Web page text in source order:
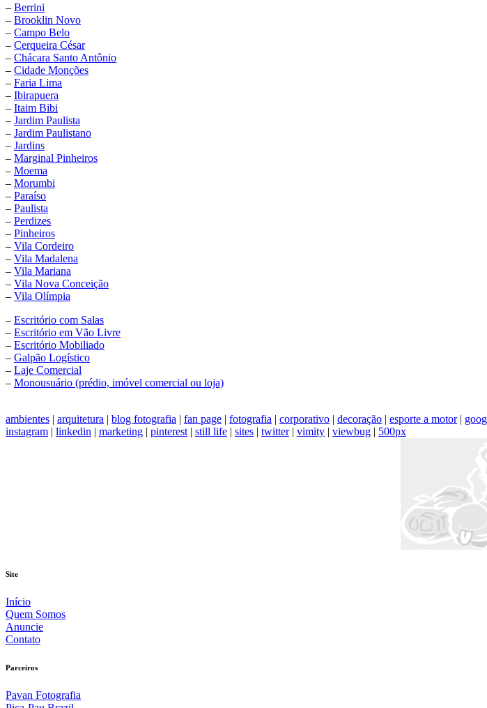
– Berrini
– Brooklin Novo
– Campo Belo
– Cerqueira César
– Chácara Santo Antônio
– Cidade Monções
– Faria Lima
– Ibirapuera
– Itaim Bibi
– Jardim Paulista
– Jardim Paulistano
– Jardins
– Marginal Pinheiros
– Moema
– Morumbi
– Paraíso
– Paulista
– Perdizes
– Pinheiros
– Vila Cordeiro
– Vila Madalena
– Vila Mariana
– Vila Nova Conceição
– Vila Olímpia
– Escritório com Salas
– Escritório em Vão Livre
– Escritório Mobiliado
– Galpão Logístico
– Laje Comercial
– Monousuário (prédio, imóvel comercial ou loja)
ambientes | arquitetura | blog fotografia | fan page | fotografia | corporativo | decoração | esporte a motor|
instagram | linkedin | marketing | pinterest | still life | sites | twitter| vimity | viewbug | 500px
Site
Início
Quem Somos
Anuncie
Contato
Parceiros
Pavan Fotografia